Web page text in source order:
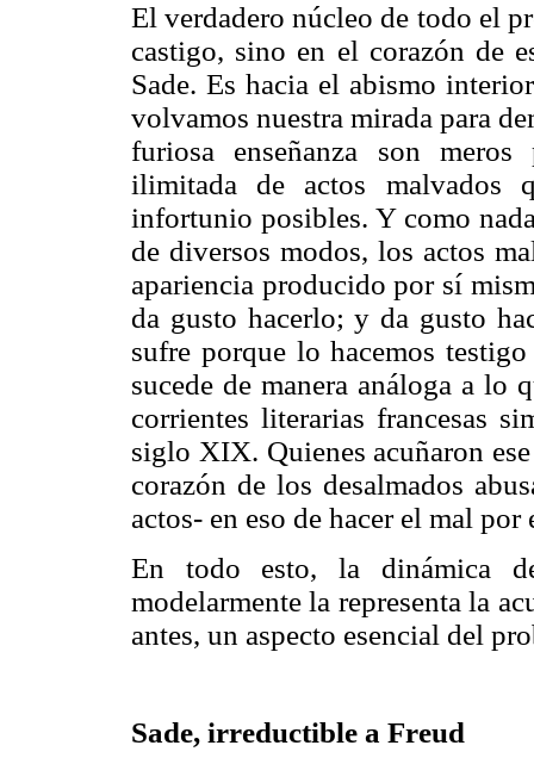
El verdadero núcleo de todo el
castigo, sino en el corazón de
Sade. Es hacia el abismo
volvamos nuestra mirada para
furiosa enseñanza son
ilimitada de actos malvados
infortunio posibles. Y como
de diversos modos, los actos
apariencia producido por sí
da gusto hacerlo; y da gusto
sufre porque lo hacemos
sucede de manera análoga a lo
corrientes literarias francesas
siglo XIX. Quienes acuñaron
corazón de los desalmados
actos- en eso de hacer el mal
En todo esto, la dinámica
modelarmente la representa la
antes, un aspecto esencial del
Sade, irreductible a Freud